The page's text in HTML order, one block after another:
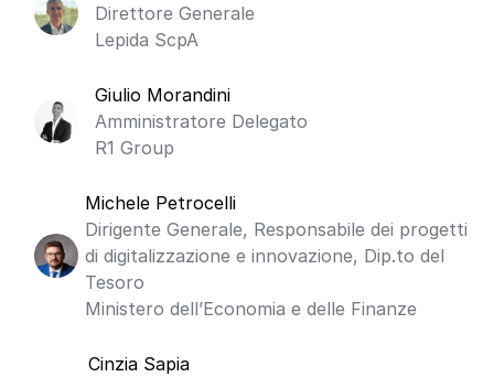
Direttore Generale
Lepida ScpA
Giulio Morandini
Amministratore Delegato
R1 Group
Michele Petrocelli
Dirigente Generale, Responsabile dei progetti
di digitalizzazione e innovazione, Dip.to del
Tesoro
Ministero dell’Economia e delle Finanze
Cinzia Sapia